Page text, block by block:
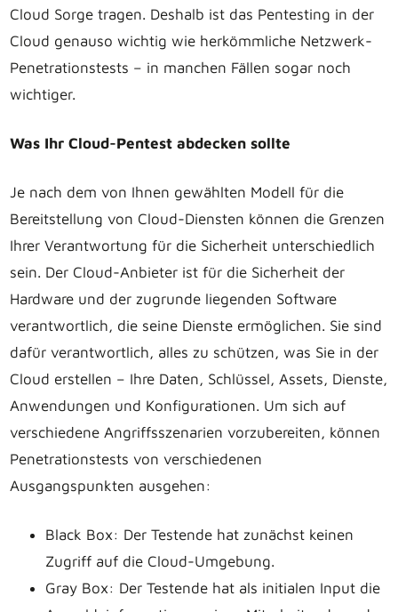
Cloud Sorge tragen. Deshalb ist das Pentesting in der
Cloud genauso wichtig wie herkömmliche Netzwerk-
Penetrationstests – in manchen Fällen sogar noch
wichtiger.
Was Ihr Cloud-Pentest abdecken sollte
Je nach dem von Ihnen gewählten Modell für die
Bereitstellung von Cloud-Diensten können die Grenzen
Ihrer Verantwortung für die Sicherheit unterschiedlich
sein. Der Cloud-Anbieter ist für die Sicherheit der
Hardware und der zugrunde liegenden Software
verantwortlich, die seine Dienste ermöglichen. Sie sind
dafür verantwortlich, alles zu schützen, was Sie in der
Cloud erstellen – Ihre Daten, Schlüssel, Assets, Dienste,
Anwendungen und Konfigurationen. Um sich auf
verschiedene Angriffsszenarien vorzubereiten, können
Penetrationstests von verschiedenen
Ausgangspunkten ausgehen:
Black Box: Der Testende hat zunächst keinen
Zugriff auf die Cloud-Umgebung.
Gray Box: Der Testende hat als initialen Input die